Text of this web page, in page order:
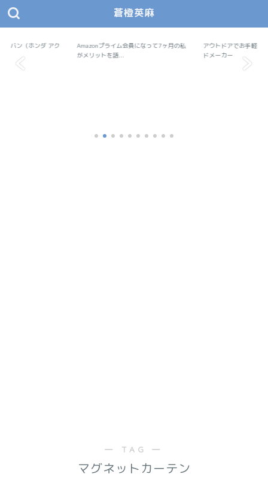
蒼橙英麻
あおとえま モノデザ
蒼橙英麻（あおとえま）の物作りデザイン研究所
軽バン（ホンダ アク
Amazon
Amazonプライム会員になって7ヶ月の私
がメリットを語...
アウトドア
アウトドアでお手軽料
ドメーカー
― TAG ―
マグネットカーテン